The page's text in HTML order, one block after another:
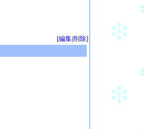
[編集|削除]